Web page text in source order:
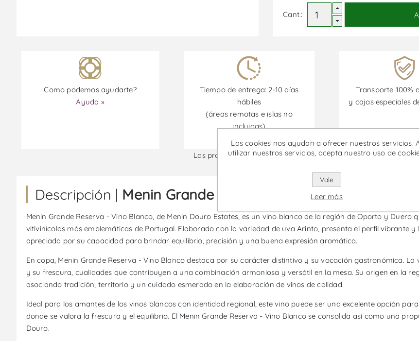
Cant.:
Como podemos ayudarte?
Ayuda »
Tiempo de entrega: 2-10 días
hábiles
(áreas remotas e islas no
incluidas)
Transporte 100%
y cajas especiales
Las promociones están disponibles desde el 30/06/2026 hasta
Descripción | Menin Grande Reserva - Vino Blanco
Menin Grande Reserva - Vino Blanco, de Menin Douro Estates, es un vino blanco de la región de Oporto y Duero
vitivinícolas más emblemáticas de Portugal. Elaborado con la variedad de uva Arinto, presenta el perfil vibrante
apreciada por su capacidad para brindar equilibrio, precisión y una buena expresión aromática.
En copa, Menin Grande Reserva - Vino Blanco destaca por su carácter distintivo y su vocación gastronómica.
y su frescura, cualidades que contribuyen a una combinación armoniosa y versátil en la mesa. Su origen en la
asociando tradición, territorio y un cuidado esmerado en la elaboración de vinos de calidad.
Ideal para los amantes de los vinos blancos con identidad regional, este vino puede ser una excelente opción
donde se valora la frescura y el equilibrio. El Menin Grande Reserva - Vino Blanco se consolida así como una
Douro.
Las cookies nos ayudan a ofrecer nuestros servicios.
utilizar nuestros servicios, acepta nuestro uso de
Vale
Leer más